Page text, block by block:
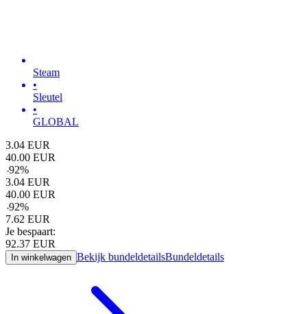
Steam
•
Sleutel
•
GLOBAL
3.04 EUR
40.00 EUR
-92%
3.04 EUR
40.00 EUR
-92%
7.62 EUR
Je bespaart:
92.37 EUR
In winkelwagen Bekijk bundeldetailsBundeldetails